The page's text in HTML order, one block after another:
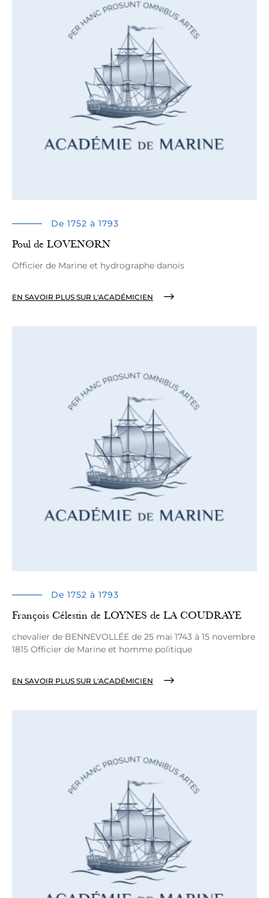
De 1752 à 1793
Poul de LØVENØRN
Officier de Marine et hydrographe danois
EN SAVOIR PLUS SUR L'ACADÉMICIEN
De 1752 à 1793
François Célestin de LOYNES de LA COUDRAYE
chevalier de BENNEVOLLÉE de 25 mai 1743 à 15 novembre
1815 Officier de Marine et homme politique
EN SAVOIR PLUS SUR L'ACADÉMICIEN